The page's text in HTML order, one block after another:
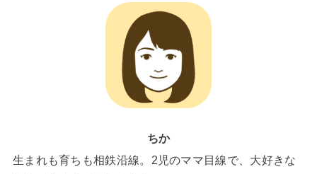
ちか
生まれも育ちも相鉄沿線。2児のママ目線で、大好きな